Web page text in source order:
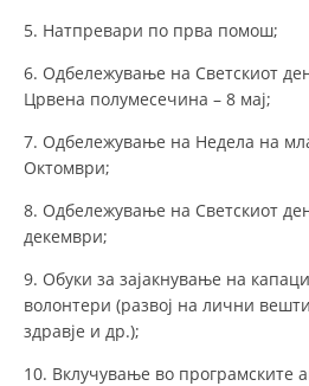
ПРОМОЦИЈА НА ХУМАНИ
УПОТРЕБА И ЗАШТИТА НА
ПОДГОТВЕНОСТ И ДЕЈСТВО
ПРОЕКТИ – ПОДГОТВЕНОСТ И
5. Натпревари по прва помош;
6. Одбележување на Светскиот
Црвена полумесечина – 8 мај;
7. Одбележување на Недела на
Октомври;
8. Одбележување на Светскиот
декември;
9. Обуки за зајакнување на
волонтери (развој на лични
здравје и др.);
10. Вклучување во програмските